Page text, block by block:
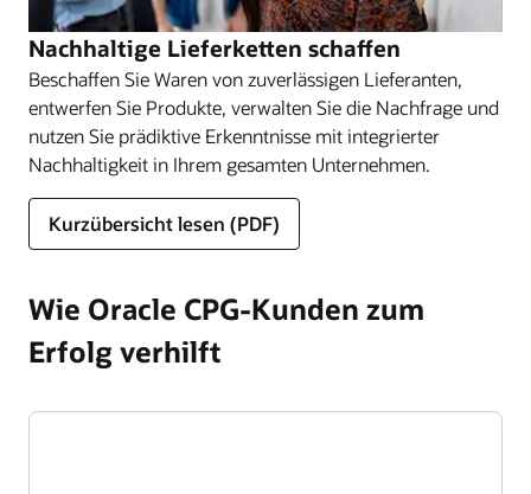
Nachhaltige Lieferketten schaffen
Beschaffen Sie Waren von zuverlässigen Lieferanten,
entwerfen Sie Produkte, verwalten Sie die Nachfrage und
nutzen Sie prädiktive Erkenntnisse mit integrierter
Nachhaltigkeit in Ihrem gesamten Unternehmen.
Kurzübersicht lesen (PDF)
Wie Oracle CPG-Kunden zum
Erfolg verhilft